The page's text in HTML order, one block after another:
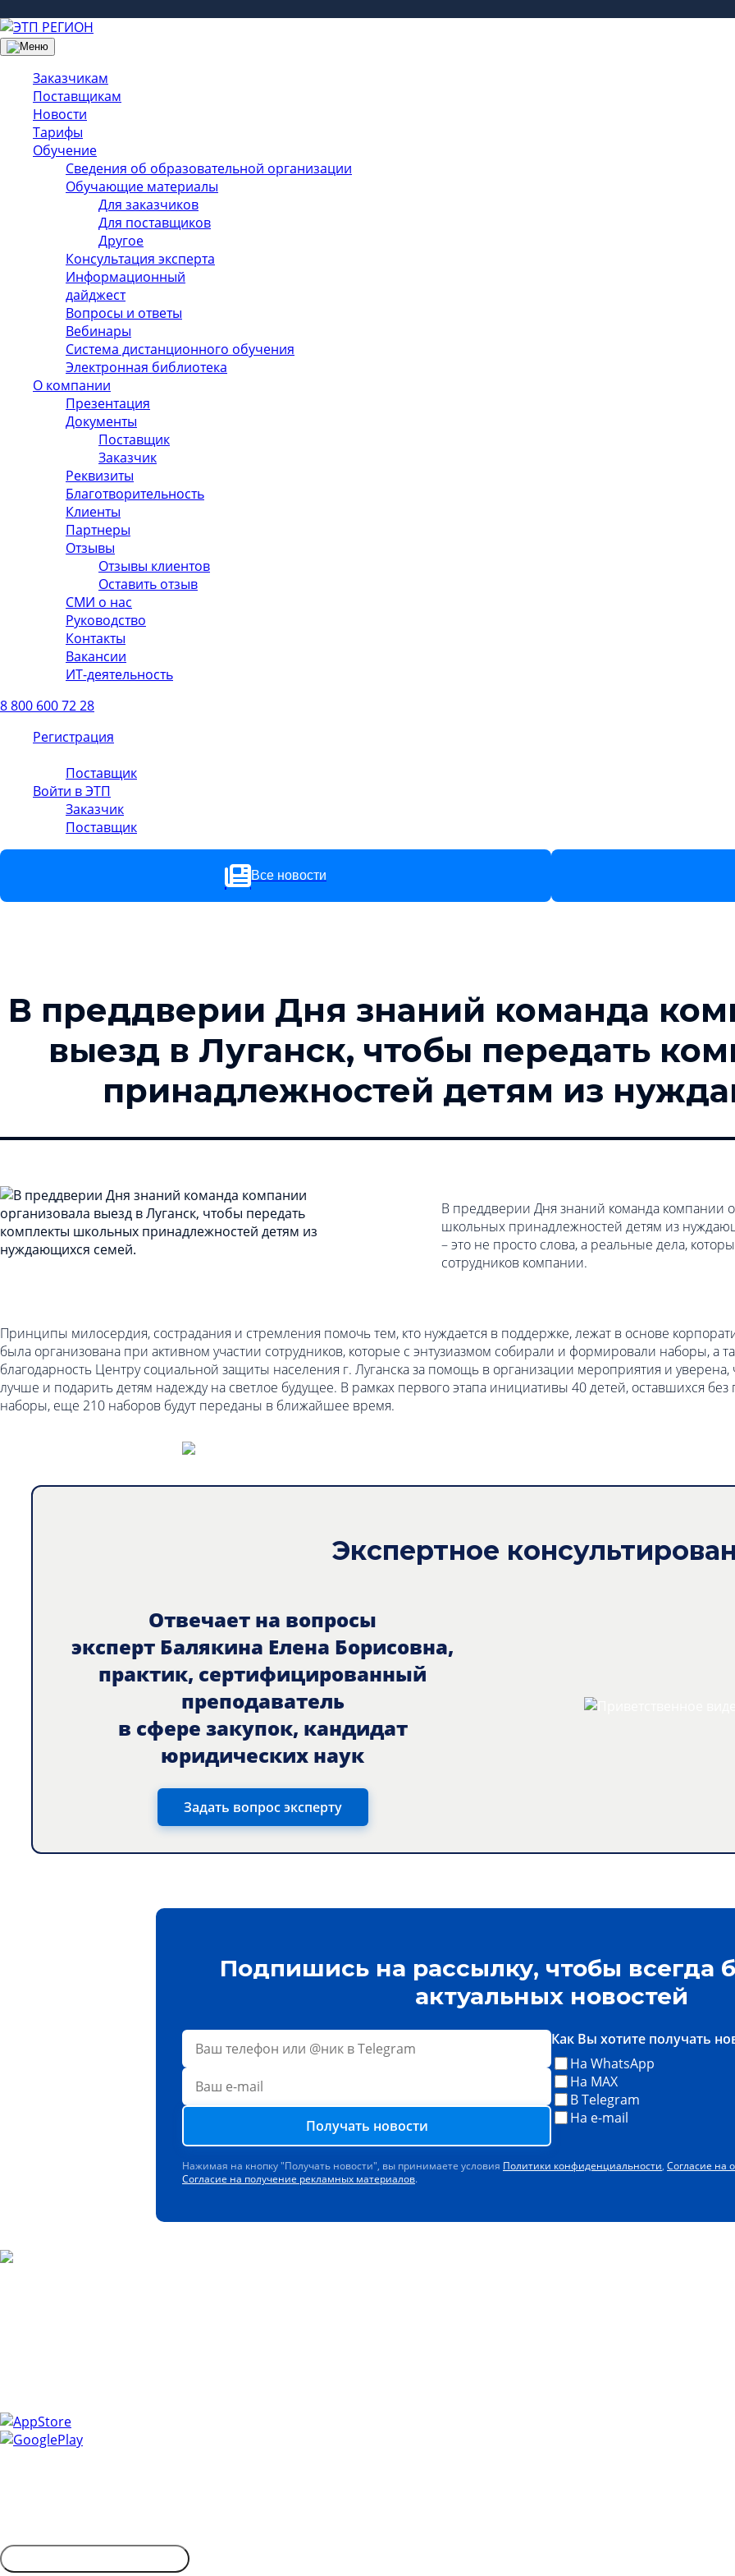
Заказчикам
Поставщикам
Новости
Тарифы
Обучение
Сведения об образовательной организации
Обучающие материалы
Для заказчиков
Для поставщиков
Другое
Консультация эксперта
Информационный
дайджест
Вопросы и ответы
Вебинары
Система дистанционного обучения
Электронная библиотека
О компании
Презентация
Документы
Поставщик
Заказчик
Реквизиты
Благотворительность
Клиенты
Партнеры
Отзывы
Отзывы клиентов
Оставить отзыв
СМИ о нас
Руководство
Контакты
Вакансии
ИТ-деятельность
8 800 600 72 28
Регистрация
Поставщик
Войти в ЭТП
Заказчик
Поставщик
Все новости
В преддверии Дня знаний команда
выезд в Луганск, чтобы передать
принадлежностей детям из
В преддверии Дня знаний команда компании
школьных принадлежностей детям из
– это не просто слова, а реальные дела,
сотрудников компании.
Принципы милосердия, сострадания и стремления помочь тем, кто нуждается в поддержке, лежат в основе
была организована при активном участии сотрудников, которые с энтузиазмом собирали и формировали наборы, а
благодарность Центру социальной защиты населения г. Луганска за помощь в организации мероприятия и
лучше и подарить детям надежду на светлое будущее. В рамках первого этапа инициативы 40 детей, оставшихся
наборы, еще 210 наборов будут переданы в ближайшее время.
Экспертное
Отвечает на вопросы
эксперт Балякина Елена Борисовна,
практик, сертифицированный
преподаватель
в сфере закупок, кандидат
юридических наук
Задать вопрос эксперту
Подпишись на рассылку, чтобы всегда
актуальных новостей
Получать новости
Как Вы хотите получать
На WhatsApp
На MAX
В Telegram
На e-mail
Нажимая на кнопку "Получать новости", вы принимаете условия Политики конфиденциальности, Согласие на
Согласие на получение рекламных материалов.